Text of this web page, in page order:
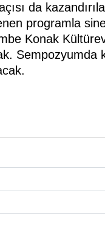
da
programla
Konak
Sempozyumda